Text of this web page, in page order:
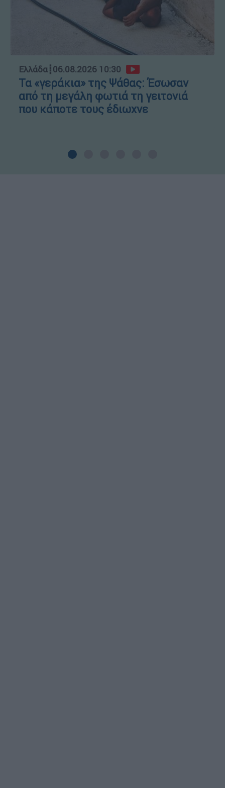
Ελλάδα┋06.08.2026 10:30
Τα «γεράκια» της Ψάθας: Έσωσαν
από τη μεγάλη φωτιά τη γειτονιά
που κάποτε τους έδιωχνε